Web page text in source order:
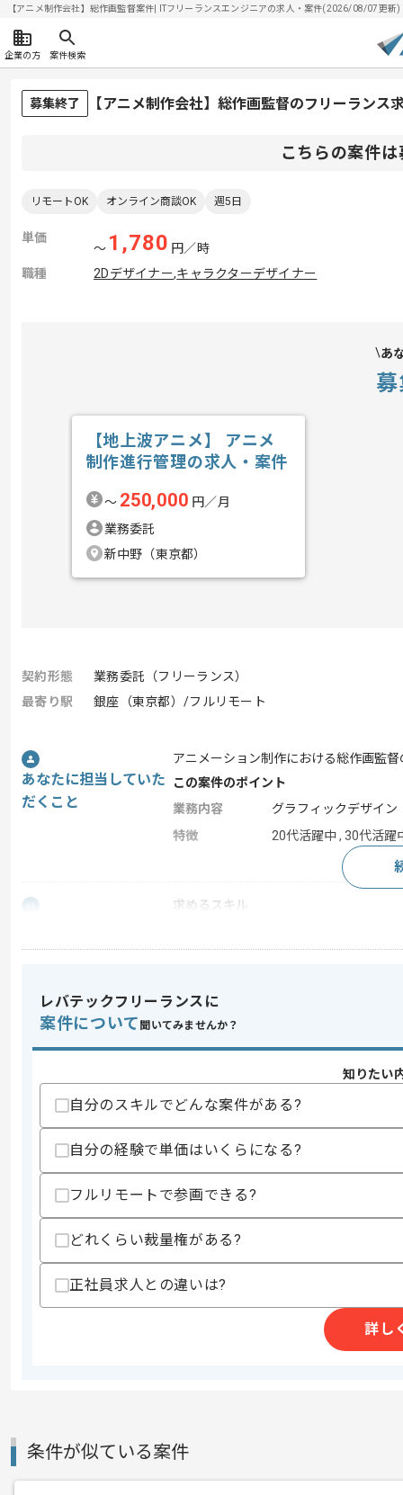
【アニメ制作会社】総作画監督案件| ITフリーランスエンジニアの求人・案件(2026/08/07更新)
企業の方 案件検索
募集終了 【アニメ制作会社】総作画監督のフリーランス
こちらの案件
リモートOK オンライン商談OK 週5日
単価
〜 1,780 円／時
職種
2Dデザイナー,キャラクターデザイナー
あ
【地上波アニメ】 アニメ
制作進行管理の求人・案件
〜 250,000 円／月
業務委託
新中野（東京都）
契約形態
業務委託（フリーランス）
最寄り駅
銀座（東京都）/フルリモート
あなたに担当していた
だくこと
アニメーション制作における総作画監
この案件のポイント
業務内容
グラフィックデザイン
特徴
20代活躍中 , 30代活躍
求めるスキル
その他募集要項
エージェントからのコ
メント
SPS事業、アニメ事業、映像制作配信事
を展開している企業でございます。
今回は総作画監督案件に携わっていただ
デザイン経験を活かしたい方にお勧めで
基本的にはフルリモートでの作業を見
レバテックフリーランスに
案件について 聞いてみませんか？
知りたい
自分のスキルでどんな案件がある?
自分の経験で単価はいくらになる?
フルリモートで参画できる?
どれくらい裁量権がある?
正社員求人との違いは?
詳し
条件が似ている案件